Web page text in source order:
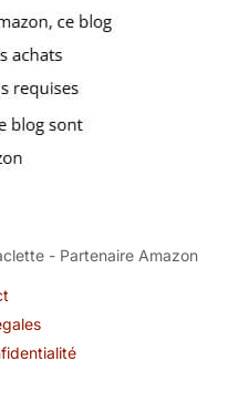
- Partenaire Amazon